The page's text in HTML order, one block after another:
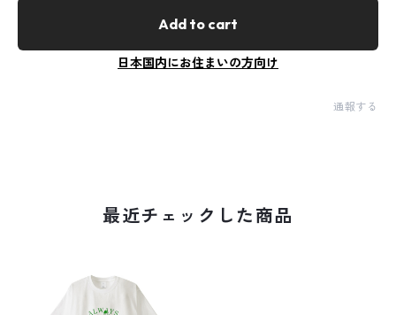
Add to cart
日本国内にお住まいの方向け
通報する
最近チェックした商品